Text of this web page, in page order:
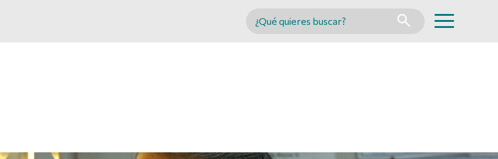
Buscar en MINCYT